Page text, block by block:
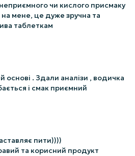
чи кислого присмаку
на мене, це дуже зручна та
таблеткам
основі . Здали аналізи , водичка
і смак приємний
пити))))
та корисний продукт